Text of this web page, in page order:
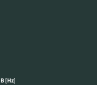
[Hz]